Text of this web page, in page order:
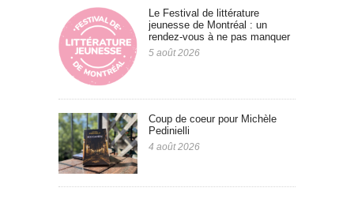
Le Festival de littérature
jeunesse de Montréal : un
rendez-vous à ne pas manquer
5 août 2026
Coup de coeur pour Michèle
Pedinielli
4 août 2026